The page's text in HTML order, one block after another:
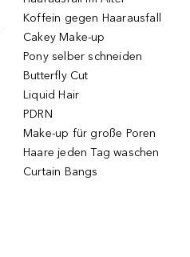
Koffein gegen Haarausfall
Cakey Make-up
Pony selber schneiden
Butterfly Cut
Liquid Hair
PDRN
Make-up für große Poren
Haare jeden Tag waschen
Curtain Bangs